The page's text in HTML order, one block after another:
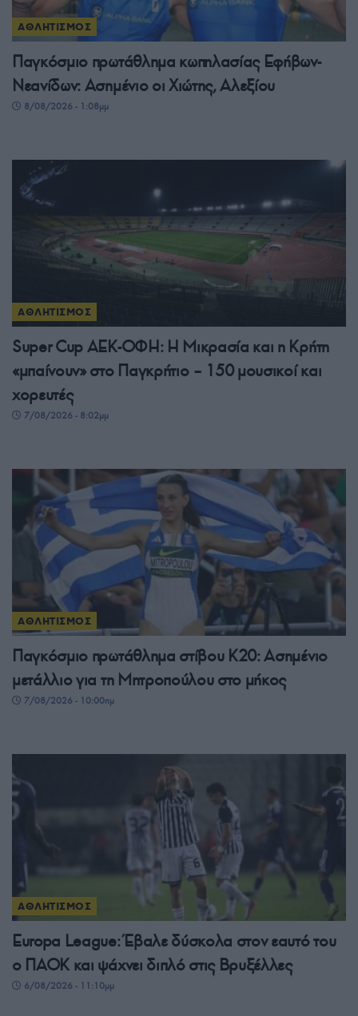
ΑΘΛΗΤΙΣΜΟΣ
Παγκόσμιο πρωτάθλημα κωπηλασίας Εφήβων-
Νεανίδων: Ασημένιο οι Χιώτης, Αλεξίου
8/08/2026 - 1:08μμ
ΑΘΛΗΤΙΣΜΟΣ
Super Cup ΑΕΚ-ΟΦΗ: Η Μικρασία και η Κρήτη
«μπαίνουν» στο Παγκρήτιο – 150 μουσικοί και
χορευτές
7/08/2026 - 8:02μμ
ΑΘΛΗΤΙΣΜΟΣ
Παγκόσμιο πρωτάθλημα στίβου Κ20: Ασημένιο
μετάλλιο για τη Μητροπούλου στο μήκος
7/08/2026 - 10:00πμ
ΑΘΛΗΤΙΣΜΟΣ
Europa League: Έβαλε δύσκολα στον εαυτό του
ο ΠΑΟΚ και ψάχνει διπλό στις Βρυξέλλες
6/08/2026 - 11:10μμ